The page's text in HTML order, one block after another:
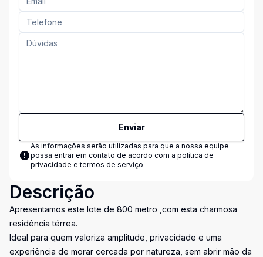
Enviar
As informações serão utilizadas para que a nossa equipe
possa entrar em contato de acordo com a política de
privacidade e termos de serviço
Descrição
Apresentamos este lote de 800 metro ,com esta charmosa
residência térrea.
Ideal para quem valoriza amplitude, privacidade e uma
experiência de morar cercada por natureza, sem abrir mão da